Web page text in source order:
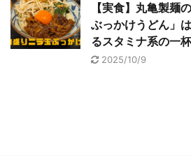
【実食】丸亀製麺
ぶっかけうどん」
るスタミナ系の一杯
2025/10/9